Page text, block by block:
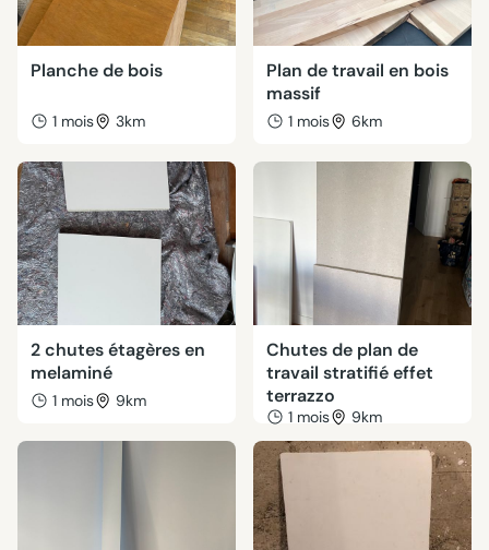
Planche de bois
1 mois 3km
Plan de travail en bois
massif
1 mois 6km
2 chutes étagères en
melaminé
1 mois 9km
Chutes de plan de
travail stratifié effet
terrazzo
1 mois 9km